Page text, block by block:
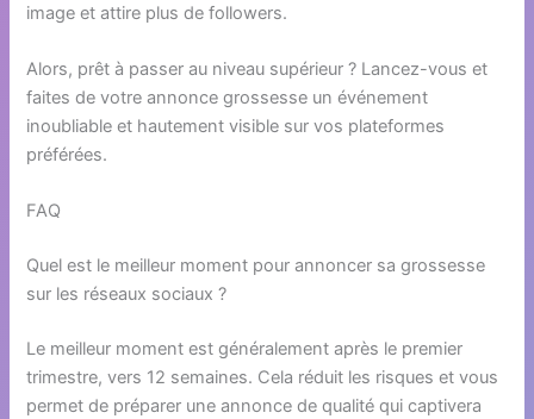
image et attire plus de followers.
Alors, prêt à passer au niveau supérieur ? Lancez-vous et
faites de votre annonce grossesse un événement
inoubliable et hautement visible sur vos plateformes
préférées.
FAQ
Quel est le meilleur moment pour annoncer sa grossesse
sur les réseaux sociaux ?
Le meilleur moment est généralement après le premier
trimestre, vers 12 semaines. Cela réduit les risques et vous
permet de préparer une annonce de qualité qui captivera